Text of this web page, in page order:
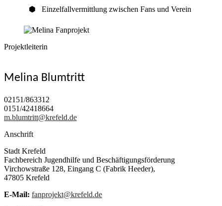
Einzelfallvermittlung zwischen Fans und Verein
Projektleiterin
Melina Blumtritt
02151/863312
0151/42418664
m.blumtritt@krefeld.de
Anschrift
Stadt Krefeld
Fachbereich Jugendhilfe und Beschäftigungsförderung
Virchowstraße 128, Eingang C (Fabrik Heeder),
47805 Krefeld
E-Mail: fanprojekt@krefeld.de